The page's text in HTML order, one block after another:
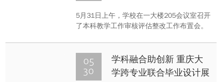
5月31日上午，学校在一大楼205会议室召开
了本科教学工作审核评估整改工作布置会。
委、国际处、国际学院、学生就业指导与服
务中心等相关部门负责人参加了此次会议。
05
30
学科融合助创新 重庆大
学跨专业联合毕业设计展